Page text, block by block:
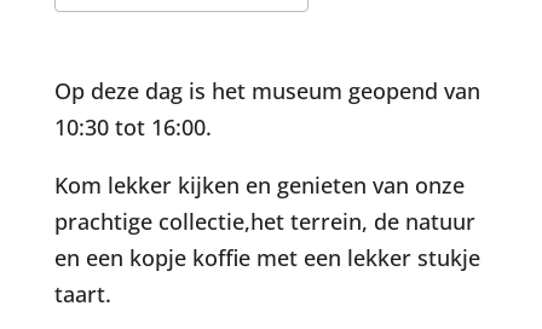
Op deze dag is het museum geopend van
10:30 tot 16:00.
Kom lekker kijken en genieten van onze
prachtige collectie,het terrein, de natuur
en een kopje koffie met een lekker stukje
taart.